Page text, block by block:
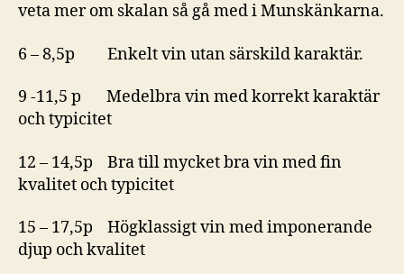
veta mer om skalan så gå med i Munskänkarna.
6 – 8,5p Enkelt vin utan särskild karaktär.
9 -11,5 p Medelbra vin med korrekt karaktär
och typicitet
12 – 14,5p Bra till mycket bra vin med fin
kvalitet och typicitet
15 – 17,5p Högklassigt vin med imponerande
djup och kvalitet